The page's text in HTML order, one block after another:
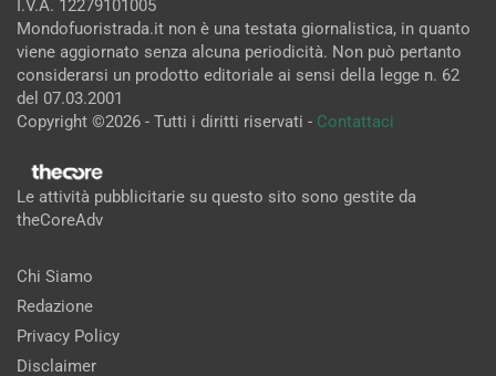
I.V.A. 12279101005
Mondofuoristrada.it non è una testata giornalistica, in quanto
viene aggiornato senza alcuna periodicità. Non può pertanto
considerarsi un prodotto editoriale ai sensi della legge n. 62
del 07.03.2001
Copyright ©2026 - Tutti i diritti riservati - Contattaci
Le attività pubblicitarie su questo sito sono gestite da
theCoreAdv
Chi Siamo
Redazione
Privacy Policy
Disclaimer